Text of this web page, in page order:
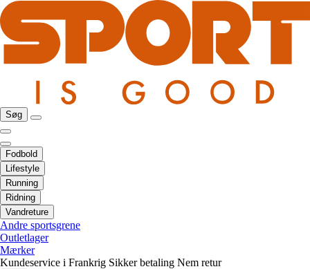
Søg
Fodbold
Lifestyle
Running
Ridning
Vandreture
Andre sportsgrene
Outletlager
Mærker
Kundeservice i Frankrig Sikker betaling Nem retur